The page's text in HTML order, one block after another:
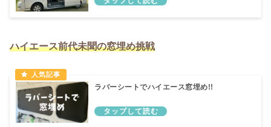
ハイエース前代未聞の窓埋め挑戦
ラバーシートでハイエース窓埋め!!